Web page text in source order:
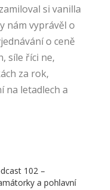
si vanilla
nám vyprávěl o
o ceně
síle říci ne,
za rok,
na letadlech a
102 –
a pohlavní